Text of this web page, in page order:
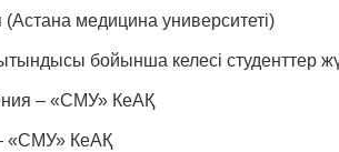
медицина университеті)
бойынша келесі студенттер
– «СМУ» КеАҚ
«СМУ» КеАҚ